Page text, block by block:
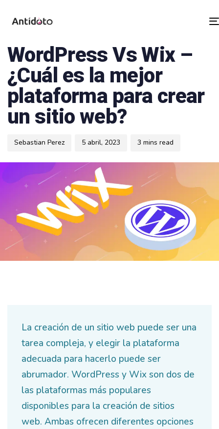
WordPress Vs Wix –
¿Cuál es la mejor
plataforma para crear
un sitio web?
Sebastian Perez 5 abril, 2023 3 mins read
La creación de un sitio web puede ser una
tarea compleja, y elegir la plataforma
adecuada para hacerlo puede ser
abrumador. WordPress y Wix son dos de
las plataformas más populares
disponibles para la creación de sitios
web. Ambas ofrecen diferentes opciones